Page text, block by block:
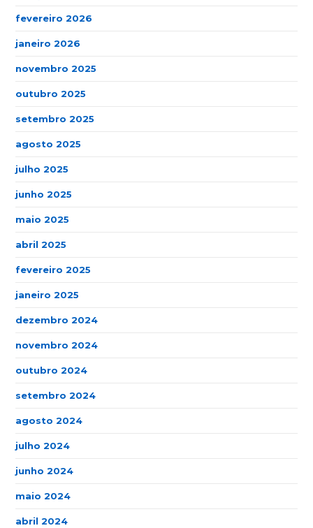
fevereiro 2026
janeiro 2026
novembro 2025
outubro 2025
setembro 2025
agosto 2025
julho 2025
junho 2025
maio 2025
abril 2025
fevereiro 2025
janeiro 2025
dezembro 2024
novembro 2024
outubro 2024
setembro 2024
agosto 2024
julho 2024
junho 2024
maio 2024
abril 2024